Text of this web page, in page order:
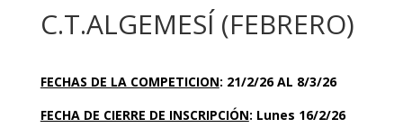
C.T.ALGEMESÍ (FEBRERO)
FECHAS DE LA COMPETICION: 21/2/26 AL 8/3/26
FECHA DE CIERRE DE INSCRIPCIÓN: Lunes 16/2/26